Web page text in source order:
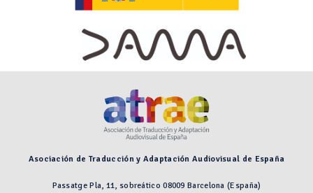
Asociación de Traducción y Adaptación Audiovisual de España
Passatge Pla, 11, sobreático 08009 Barcelona (España)